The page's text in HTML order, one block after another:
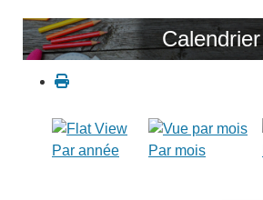
Calendrier
Par année Par mois